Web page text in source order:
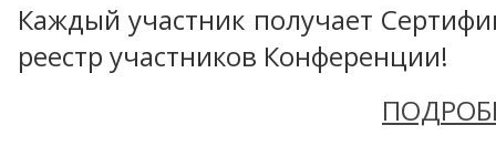
Каждый участник получает
реестр участников Конференции!